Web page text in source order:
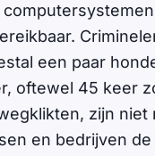
een paar
oftewel 45 keer
zijn
en bedrijven